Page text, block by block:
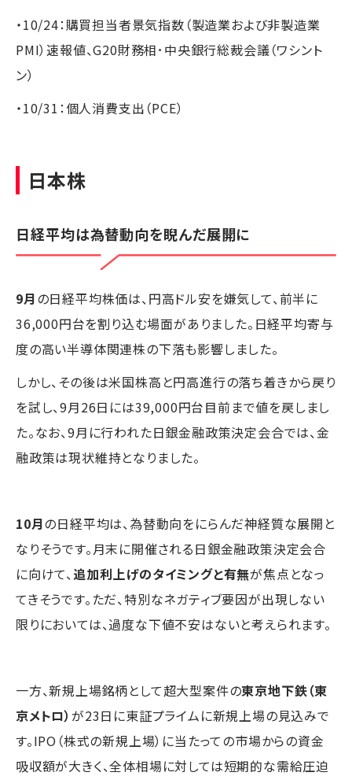
・10/24：購買担当者景気指数（製造業および非製造業
PMI）速報値、G20財務相･中央銀行総裁会議（ワシント
ン）
・10/31：個人消費支出（PCE）
日本株
日経平均は為替動向を睨んだ展開に
9月の日経平均株価は、円高ドル安を嫌気して、前半に
36,000円台を割り込む場面がありました。日経平均寄与
度の高い半導体関連株の下落も影響しました。
しかし、その後は米国株高と円高進行の落ち着きから戻り
を試し、9月26日には39,000円台目前まで値を戻しまし
た。なお、9月に行われた日銀金融政策決定会合では、金
融政策は現状維持となりました。
10月の日経平均は、為替動向をにらんだ神経質な展開と
なりそうです。月末に開催される日銀金融政策決定会合
に向けて、 追加利上げのタイミングと有無が焦点となっ
てきそうです。ただ、特別なネガティブ要因が出現しない
限りにおいては、過度な下値不安はないと考えられます。
一方、新規上場銘柄として超大型案件の東京地下鉄（東
京メトロ） が23日に東証プライムに新規上場の見込みで
す。IPO（株式の新規上場）に当たっての市場からの資金
吸収額が大きく、全体相場に対しては短期的な需給圧迫